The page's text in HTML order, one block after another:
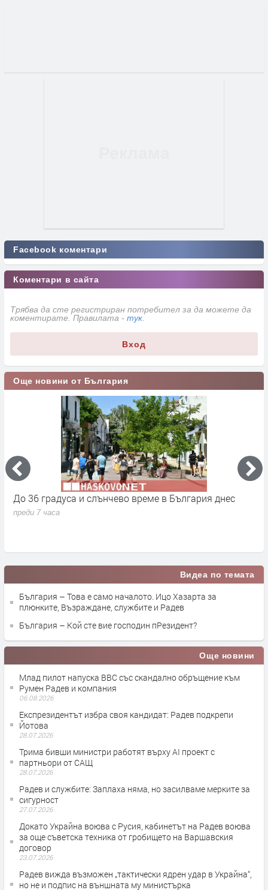
Facebook коментари
Коментари в сайта
Трябва да сте регистриран потребител за да можете да
коментирате. Правилата - тук
Вход
Още новини от България
До 36 градуса и слънчево време в България днес
преди 7 часа
Видеа по темата
България – Това е само началото. Ицо Хазарта за
плюнките, Възраждане, службите и Радев
България – Кой сте вие господин пРезидент?
Още новини
Млад пилот напуска ВВС със скандално обръщение към
Румен Радев и компания
06.08.2026
Експрезидентът избра своя кандидат: Радев подкрепи
Йотова
28.07.2026
Трима бивши министри работят върху AI проект с
партньори от САЩ
28.07.2026
Радев и службите: Заплаха няма, но засилваме мерките за
сигурност
27.07.2026
Докато Украйна воюва с Русия, кабинетът на Радев воюва
за още съветска техника от гробището на Варшавския
договор
23.07.2026
Радев вижда възможен „тактически ядрен удар в Украйна“,
но не и подпис на външната му министърка